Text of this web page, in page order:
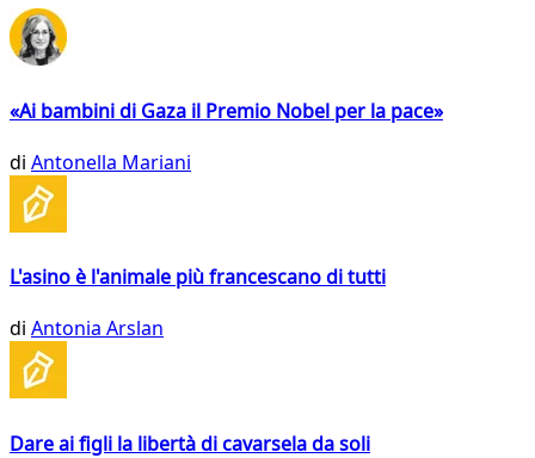
«Ai bambini di Gaza il Premio Nobel per la pace»
di Antonella Mariani
L'asino è l'animale più francescano di tutti
di Antonia Arslan
Dare ai figli la libertà di cavarsela da soli